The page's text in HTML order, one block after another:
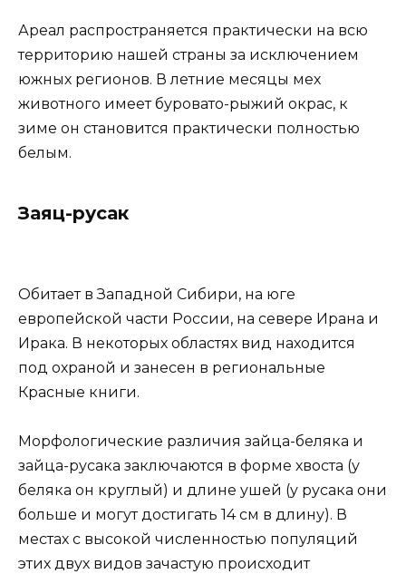
Ареал распространяется практически на всю
территорию нашей страны за исключением
южных регионов. В летние месяцы мех
животного имеет буровато-рыжий окрас, к
зиме он становится практически полностью
белым.
Заяц-русак
Обитает в Западной Сибири, на юге
европейской части России, на севере Ирана и
Ирака. В некоторых областях вид находится
под охраной и занесен в региональные
Красные книги.
Морфологические различия зайца-беляка и
зайца-русака заключаются в форме хвоста (у
беляка он круглый) и длине ушей (у русака они
больше и могут достигать 14 см в длину). В
местах с высокой численностью популяций
этих двух видов зачастую происходит